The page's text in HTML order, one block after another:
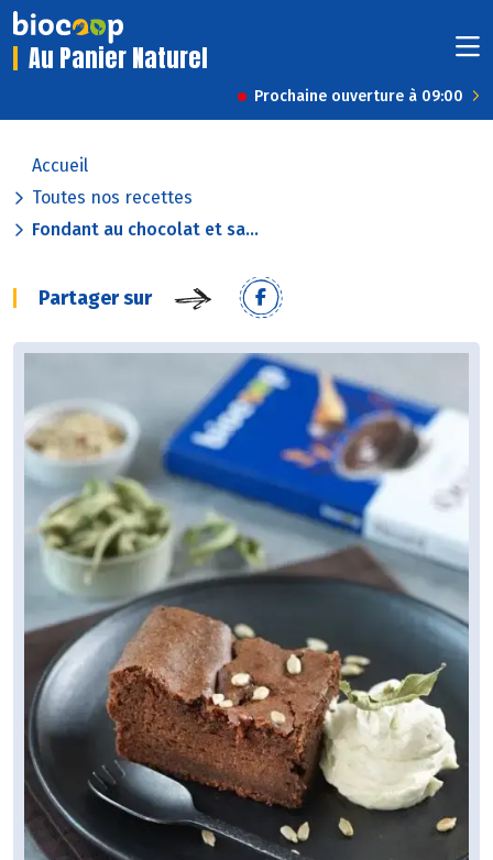
Au Panier Naturel
Prochaine ouverture à 09:00
Accueil
Toutes nos recettes
Fondant au chocolat et sa...
Partager sur